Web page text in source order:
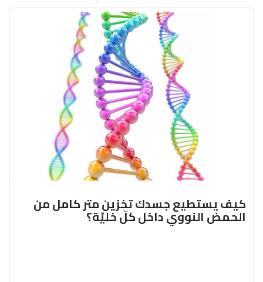
كيف يستطيع جسدك تخزين متر كامل من
الحمض النووي داخل كلّ خليّة؟